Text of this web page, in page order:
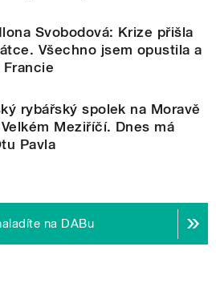
Svobodová: Krize přišla
Všechno jsem opustila a
rybářský spolek na Moravě
Meziříčí. Dnes má
Pavla
na DABu